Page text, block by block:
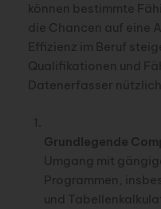
können bestimmte
die Chancen auf eine
Effizienz im Beruf
Qualifikationen und
Datenerfasser nützlich
Grundlegende
Umgang mit
Programmen,
und